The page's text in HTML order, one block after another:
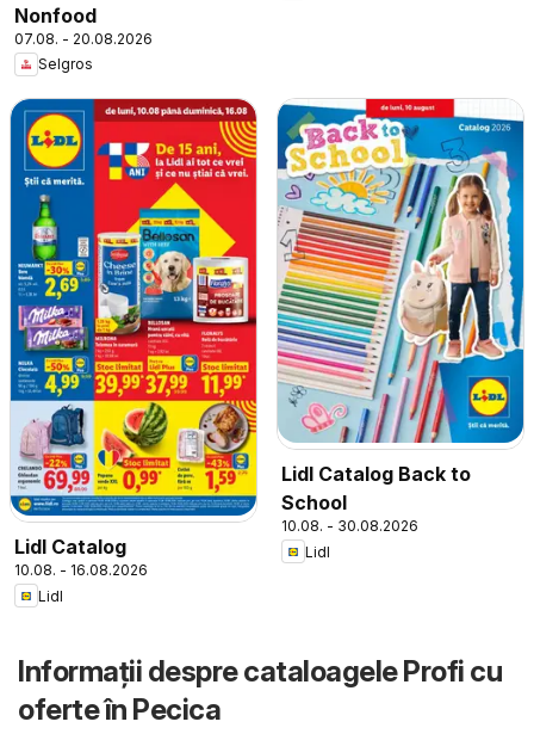
Nonfood
07.08. - 20.08.2026
Selgros
Lidl Catalog
10.08. - 16.08.2026
Lidl
Lidl Catalog Back to
School
10.08. - 30.08.2026
Lidl
Informații despre cataloagele Profi cu
oferte în Pecica